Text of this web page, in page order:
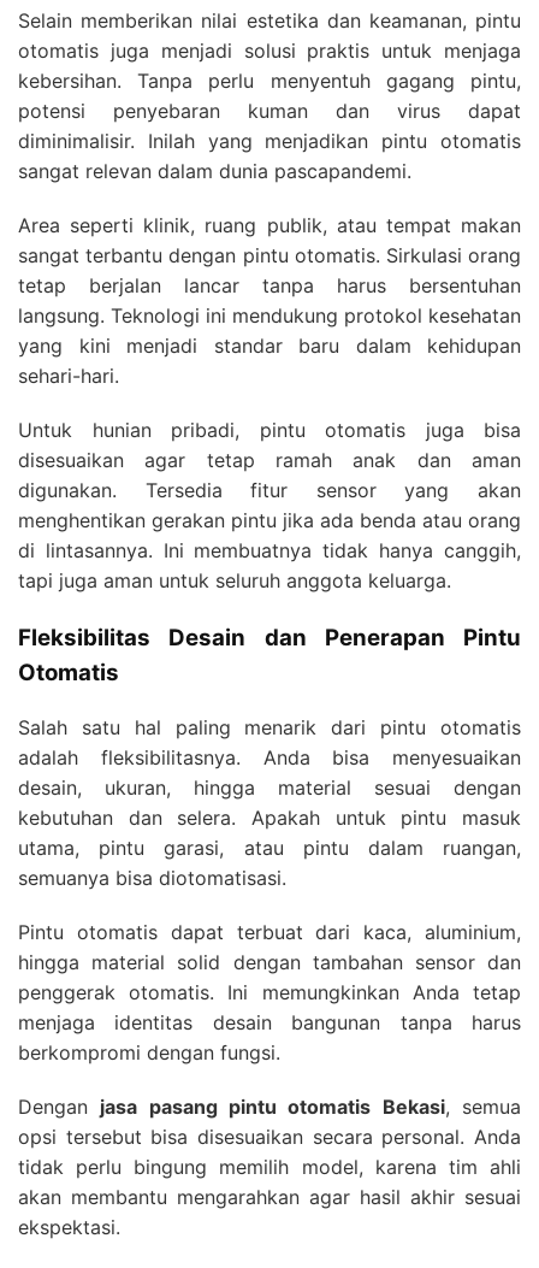
Selain memberikan nilai estetika dan keamanan, pintu
otomatis juga menjadi solusi praktis untuk menjaga
kebersihan. Tanpa perlu menyentuh gagang pintu,
potensi penyebaran kuman dan virus dapat
diminimalisir. Inilah yang menjadikan pintu otomatis
sangat relevan dalam dunia pascapandemi.
Area seperti klinik, ruang publik, atau tempat makan
sangat terbantu dengan pintu otomatis. Sirkulasi orang
tetap berjalan lancar tanpa harus bersentuhan
langsung. Teknologi ini mendukung protokol kesehatan
yang kini menjadi standar baru dalam kehidupan
sehari-hari.
Untuk hunian pribadi, pintu otomatis juga bisa
disesuaikan agar tetap ramah anak dan aman
digunakan. Tersedia fitur sensor yang akan
menghentikan gerakan pintu jika ada benda atau orang
di lintasannya. Ini membuatnya tidak hanya canggih,
tapi juga aman untuk seluruh anggota keluarga.
Fleksibilitas Desain dan Penerapan Pintu
Otomatis
Salah satu hal paling menarik dari pintu otomatis
adalah fleksibilitasnya. Anda bisa menyesuaikan
desain, ukuran, hingga material sesuai dengan
kebutuhan dan selera. Apakah untuk pintu masuk
utama, pintu garasi, atau pintu dalam ruangan,
semuanya bisa diotomatisasi.
Pintu otomatis dapat terbuat dari kaca, aluminium,
hingga material solid dengan tambahan sensor dan
penggerak otomatis. Ini memungkinkan Anda tetap
menjaga identitas desain bangunan tanpa harus
berkompromi dengan fungsi.
Dengan jasa pasang pintu otomatis Bekasi, semua
opsi tersebut bisa disesuaikan secara personal. Anda
tidak perlu bingung memilih model, karena tim ahli
akan membantu mengarahkan agar hasil akhir sesuai
ekspektasi.